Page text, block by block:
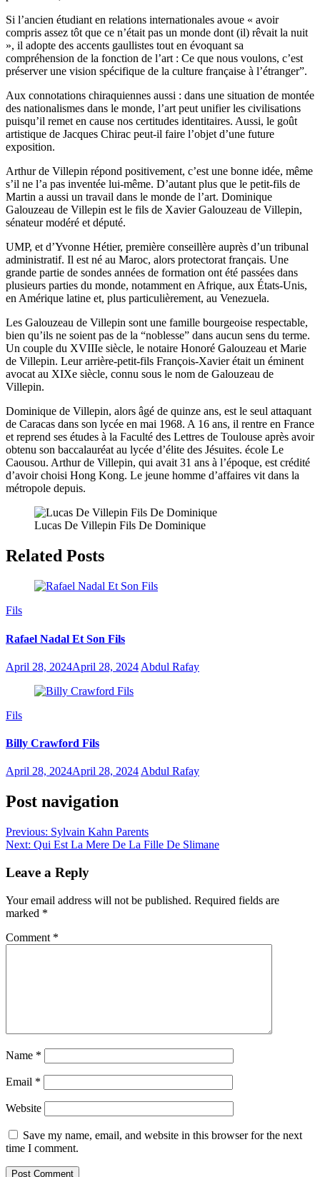
Si l’ancien étudiant en relations internationales avoue « avoir
compris assez tôt que ce n’était pas un monde dont (il) rêvait la nuit
», il adopte des accents gaullistes tout en évoquant sa
compréhension de la fonction de l’art : Ce que nous voulons, c’est
préserver une vision spécifique de la culture française à l’étranger”.
Aux connotations chiraquiennes aussi : dans une situation de montée
des nationalismes dans le monde, l’art peut unifier les civilisations
puisqu’il remet en cause nos certitudes identitaires. Aussi, le goût
artistique de Jacques Chirac peut-il faire l’objet d’une future
exposition.
Arthur de Villepin répond positivement, c’est une bonne idée, même
s’il ne l’a pas inventée lui-même. D’autant plus que le petit-fils de
Martin a aussi un travail dans le monde de l’art. Dominique
Galouzeau de Villepin est le fils de Xavier Galouzeau de Villepin,
sénateur modéré et député.
UMP, et d’Yvonne Hétier, première conseillère auprès d’un tribunal
administratif. Il est né au Maroc, alors protectorat français. Une
grande partie de sondes années de formation ont été passées dans
plusieurs parties du monde, notamment en Afrique, aux États-Unis,
en Amérique latine et, plus particulièrement, au Venezuela.
Les Galouzeau de Villepin sont une famille bourgeoise respectable,
bien qu’ils ne soient pas de la “noblesse” dans aucun sens du terme.
Un couple du XVIIIe siècle, le notaire Honoré Galouzeau et Marie
de Villepin. Leur arrière-petit-fils François-Xavier était un éminent
avocat au XIXe siècle, connu sous le nom de Galouzeau de
Villepin.
Dominique de Villepin, alors âgé de quinze ans, est le seul attaquant
de Caracas dans son lycée en mai 1968. A 16 ans, il rentre en France
et reprend ses études à la Faculté des Lettres de Toulouse après avoir
obtenu son baccalauréat au lycée d’élite des Jésuites. école Le
Caousou. Arthur de Villepin, qui avait 31 ans à l’époque, est crédité
d’avoir choisi Hong Kong. Le jeune homme d’affaires vit dans la
métropole depuis.
Lucas De Villepin Fils De Dominique
Related Posts
Fils
Rafael Nadal Et Son Fils
April 28, 2024April 28, 2024 Abdul Rafay
Fils
Billy Crawford Fils
April 28, 2024April 28, 2024 Abdul Rafay
Post navigation
Previous: Sylvain Kahn Parents
Next: Qui Est La Mere De La Fille De Slimane
Leave a Reply
Your email address will not be published. Required fields are
marked *
Comment *
Name *
Email *
Website
Save my name, email, and website in this browser for the next
time I comment.